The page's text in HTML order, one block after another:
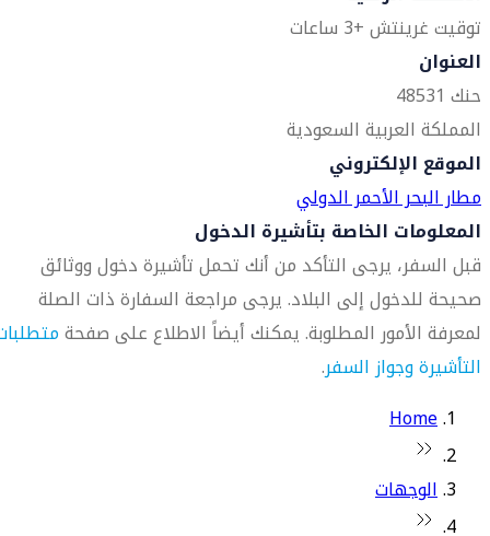
توقيت غرينتش +3 ساعات
العنوان
حنك 48531
المملكة العربية السعودية
الموقع الإلكتروني
مطار البحر الأحمر الدولي
المعلومات الخاصة بتأشيرة الدخول
قبل السفر، يرجى التأكد من أنك تحمل تأشيرة دخول ووثائق
صحيحة للدخول إلى البلاد. يرجى مراجعة السفارة ذات الصلة
لمعرفة الأمور المطلوبة. يمكنك أيضاً الاطلاع على صفحة
التأشيرة وجواز السفر.
Home
الوجهات